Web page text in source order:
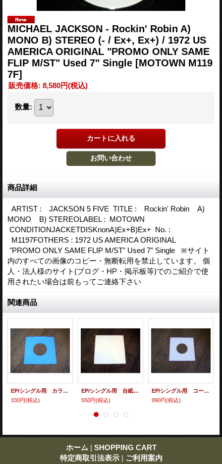
MICHAEL JACKSON - Rockin' Robin A)
MONO B) STEREO (- / Ex+, Ex+) / 1972 US
AMERICA ORIGINAL "PROMO ONLY SAME
FLIP M/ST" Used 7" Single [MOTOWN M119
7F]
販売価格: 8,580円(税込)
数量:
商品詳細
ARTIST : JACKSON 5 FIVE TITLE : Rockin' Robin A)
MONO B) STEREOLABEL : MOTOWN
CONDITIONJACKETDISKnonA)Ex+B)Ex+ No. :
M1197FOTHERS : 1972 US AMERICA ORIGINAL
"PROMO ONLY SAME FLIP M/ST" Used 7" Single ※サイト
内のすべての画像のコピー・無断転用を禁止しています。 個
人・法人様のサイト(ブログ・HP・掲示板等)でのご紹介で使
用されたい場合は前もってご連絡下さい
関連商品
EP/シングル用 カラースリーヴ（全4色） 5枚セット
330円(税込)
EP/シングル用 台紙 10枚セット
550円(税込)
EP/シングル用 コート紙丸穴ジャケ 白 10 copies set / １０枚セット
990円(税込)
ホーム | SHOPPING CART
特定商取引法表示 | ご利用案内